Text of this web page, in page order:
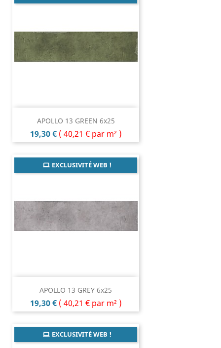
APOLLO 13 GREEN 6x25
Prix
19,30 € ( 40,21 € par m² )
APOLLO 13 GREY 6x25
Prix
19,30 € ( 40,21 € par m² )
EXCLUSIVITÉ WEB !
EXCLUSIVITÉ WEB !